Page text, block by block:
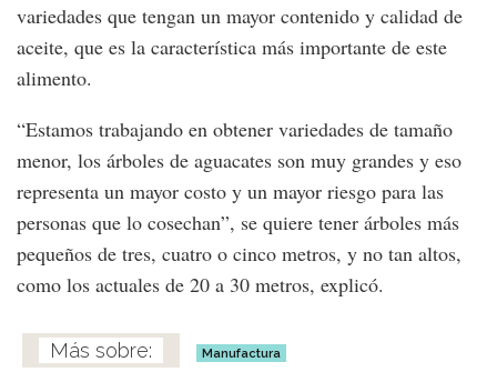
variedades que tengan un mayor contenido y calidad de
aceite, que es la característica más importante de este
alimento.
“Estamos trabajando en obtener variedades de tamaño
menor, los árboles de aguacates son muy grandes y eso
representa un mayor costo y un mayor riesgo para las
personas que lo cosechan”, se quiere tener árboles más
pequeños de tres, cuatro o cinco metros, y no tan altos,
como los actuales de 20 a 30 metros, explicó.
Manufactura